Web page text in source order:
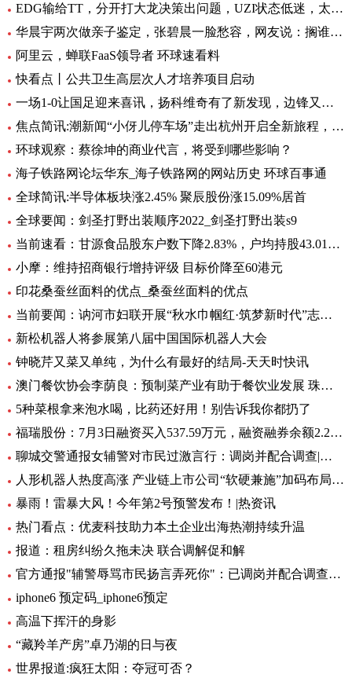
EDG输给TT，分开打大龙决策出问题，UZI状态低迷，太难玩了
华晨宇两次做亲子鉴定，张碧晨一脸愁容，网友说：搁谁都会不开心|焦点热文
阿里云，蝉联FaaS领导者 环球速看料
快看点丨公共卫生高层次人才培养项目启动
一场1-0让国足迎来喜讯，扬科维奇有了新发现，边锋又添一位猛将|世界热讯
焦点简讯:潮新闻“小伢儿停车场”走出杭州开启全新旅程，在台州10个青少年宫正式上线
环球观察：蔡徐坤的商业代言，将受到哪些影响？
海子铁路网论坛华东_海子铁路网的网站历史 环球百事通
全球简讯:半导体板块涨2.45% 聚辰股份涨15.09%居首
全球要闻：剑圣打野出装顺序2022_剑圣打野出装s9
当前速看：甘源食品股东户数下降2.83%，户均持股43.01万元
小摩：维持招商银行增持评级 目标价降至60港元
印花桑蚕丝面料的优点_桑蚕丝面料的优点
当前要闻：讷河市妇联开展“秋水巾帼红·筑梦新时代”志愿服务活动
新松机器人将参展第八届中国国际机器人大会
钟晓芹又菜又单纯，为什么有最好的结局-天天时快讯
澳门餐饮协会李荫良：预制菜产业有助于餐饮业发展 珠澳要优势互补 焦点
5种菜根拿来泡水喝，比药还好用！别告诉我你都扔了
福瑞股份：7月3日融资买入537.59万元，融资融券余额2.29亿元
聊城交警通报女辅警对市民过激言行：调岗并配合调查|环球快资讯
人形机器人热度高涨 产业链上市公司“软硬兼施”加码布局|环球播资讯
暴雨！雷暴大风！今年第2号预警发布！|热资讯
热门看点：优麦科技助力本土企业出海热潮持续升温
报道：租房纠纷久拖未决 联合调解促和解
官方通报"辅警辱骂市民扬言弄死你"：已调岗并配合调查-当前聚焦
iphone6 预定码_iphone6预定
高温下挥汗的身影
“藏羚羊产房”卓乃湖的日与夜
世界报道:疯狂太阳：夺冠可否？